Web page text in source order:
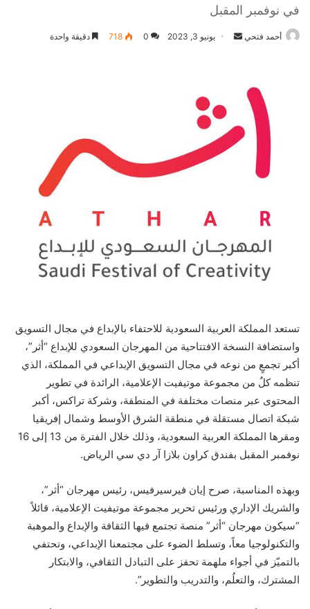
في نوفمبر المقبل
أحمد فتحي
أرسل يونيو 3, 2023 0
718 دقيقة واحدة
تستعد المملكة العربية السعودية للاحتفاء بالإبداع في مجال التسويق
واستضافة النسخة الافتتاحية من المهرجان السعودي للإبداع “أثر”،
أكبر تجمعٍ من نوعه في مجال التسويق الإبداعي في المملكة، الذي
تنظمه كلٌ من مجموعة موتيفيت الإعلامية، الرائدة في تطوير
المحتوى عبر منصات مختلفة في المنطقة، وشركة تراكس، أكبر
شبكة اتصال مستقلة في منطقة الشرق الأوسط وشمال إفريقيا
ومقرها المملكة العربية السعودية، وذلك خلال الفترة من 13 إلى 16
نوفمبر المقبل بفندق كراون بلازا آر دي سي الرياض.
وبهذه المناسبة، صرح إيان فيرسيرفيس، رئيس مهرجان “أثر”،
والشريك الإداري ورئيس تحرير مجموعة موتيفيت الإعلامية، قائلاً
“سيكون مهرجان “أثر” منصة تجتمع فيها الثقافة والإبداع والموهبة
والتكنولوجيا معاً، وتسلط الضوء على مجتمعنا الإبداعي، وتحتفي
بالتميّز في أجواء ملهمة تحفز على التبادل الثقافي، والابتكار
المشترك، والتعلُم، والتدريب والتطوير”.